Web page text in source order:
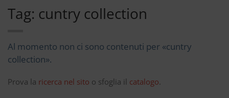
Tag: cuntry collection
Al momento non ci sono contenuti per «cuntry
collection».
Prova la ricerca nel sito o sfoglia il catalogo.